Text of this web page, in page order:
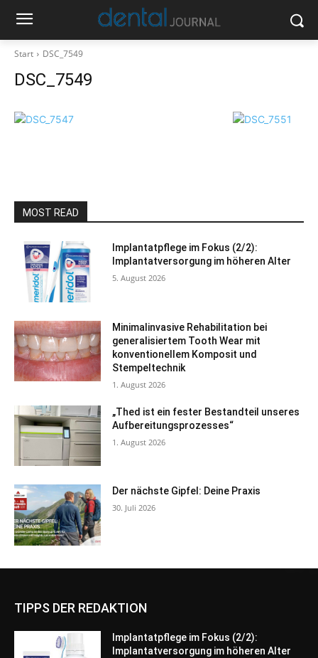
Start DSC_7549
DSC_7549
MOST READ
Implantatpflege im Fokus (2/2):
Implantatversorgung im höheren Alter
5. August 2026
Minimalinvasive Rehabilitation bei
generalisiertem Tooth Wear mit
konventionellem Komposit und
Stempeltechnik
1. August 2026
„Thed ist ein fester Bestandteil unseres
Aufbereitungsprozesses“
1. August 2026
Der nächste Gipfel: Deine Praxis
30. Juli 2026
TIPPS DER REDAKTION
Implantatpflege im Fokus (2/2):
Implantatversorgung im höheren Alter